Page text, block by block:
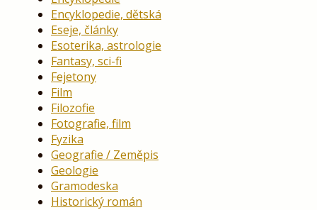
Encyklopedie, dětská
Eseje, články
Esoterika, astrologie
Fantasy, sci-fi
Fejetony
Film
Filozofie
Fotografie, film
Fyzika
Geografie / Zeměpis
Geologie
Gramodeska
Historický román